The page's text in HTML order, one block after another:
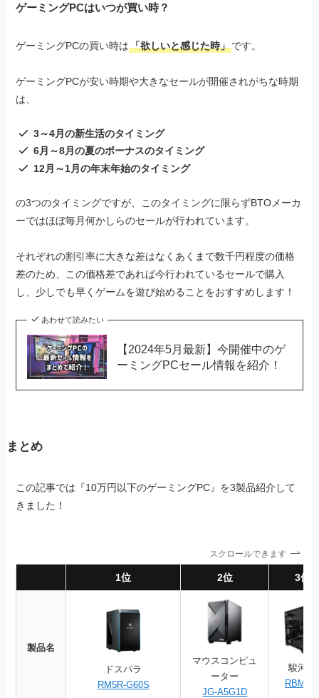
ゲーミングPCはいつが買い時？
ゲーミングPCの買い時は「欲しいと感じた時」です。
ゲーミングPCが安い時期や大きなセールが開催されがちな時期
は、
3～4月の新生活のタイミング
6月～8月の夏のボーナスのタイミング
12月～1月の年末年始のタイミング
の3つのタイミングですが、このタイミングに限らずBTOメーカ
ーではほぼ毎月何かしらのセールが行われています。
それぞれの割引率に大きな差はなくあくまで数千円程度の価格
差のため、この価格差であれば今行われているセールで購入
し、少しでも早くゲームを遊び始めることをおすすめします！
あわせて読みたい
【2024年5月最新】今開催中のゲ
ーミングPCセール情報を紹介！
まとめ
この記事では『10万円以下のゲーミングPC』を3製品紹介して
きました！
スクロールできます
1位 2位 3位
製品名
ドスパラ
RM5R-G60S
マウスコンピュ
ーター
JG-A5G1D
駿河屋